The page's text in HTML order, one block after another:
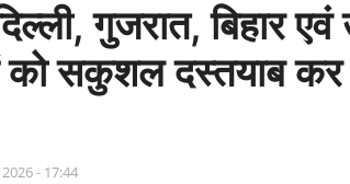
गुजरात, बिहार
को सकुशल दस्तयाब कर
- 17:44